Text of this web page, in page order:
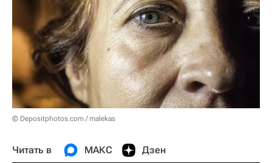
© Depositphotos.com / malekas
Читать в МАКС Дзен